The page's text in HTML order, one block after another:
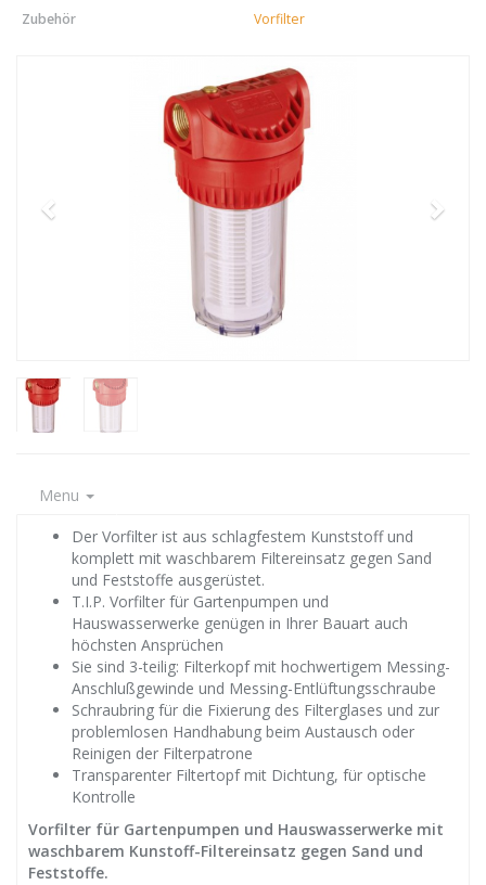
Zubehör
Vorfilter
Menu
Der Vorfilter ist aus schlagfestem Kunststoff und
komplett mit waschbarem Filtereinsatz gegen Sand
und Feststoffe ausgerüstet.
T.I.P. Vorfilter für Gartenpumpen und
Hauswasserwerke genügen in Ihrer Bauart auch
höchsten Ansprüchen
Sie sind 3-teilig: Filterkopf mit hochwertigem Messing-
Anschlußgewinde und Messing-Entlüftungsschraube
Schraubring für die Fixierung des Filterglases und zur
problemlosen Handhabung beim Austausch oder
Reinigen der Filterpatrone
Transparenter Filtertopf mit Dichtung, für optische
Kontrolle
Vorfilter für Gartenpumpen und Hauswasserwerke mit
waschbarem Kunstoff-Filtereinsatz gegen Sand und
Feststoffe.